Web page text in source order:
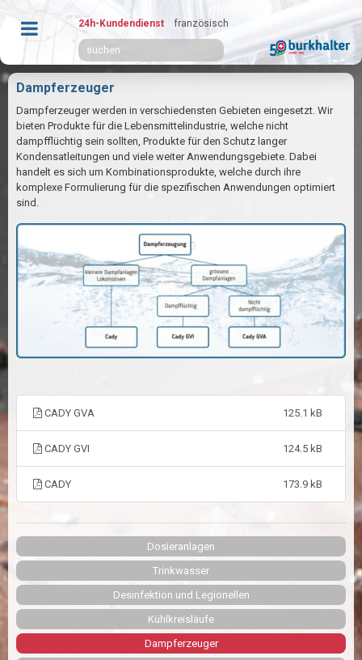
24h-Kundendienst französisch
Dampferzeuger
Dampferzeuger werden in verschiedensten Gebieten eingesetzt. Wir
bieten Produkte für die Lebensmittelindustrie, welche nicht
dampfflüchtig sein sollten, Produkte für den Schutz langer
Kondensatleitungen und viele weiter Anwendungsgebiete. Dabei
handelt es sich um Kombinationsprodukte, welche durch ihre
komplexe Formulierung für die spezifischen Anwendungen optimiert
sind.
CADY GVA 125.1 kB
CADY GVI 124.5 kB
CADY 173.9 kB
Dosieranlagen
Trinkwasser
Desinfektion und Legionellen
Kühlkreisläufe
Dampferzeuger